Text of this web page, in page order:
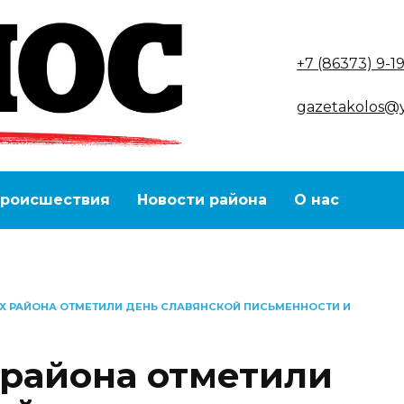
+7 (86373) 9-
Новости района О нас
РАЙОНА ОТМЕТИЛИ ДЕНЬ СЛАВЯНСКОЙ ПИСЬМЕННОСТИ И
отметили